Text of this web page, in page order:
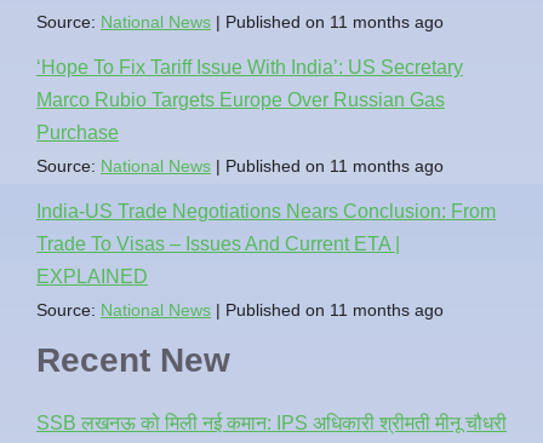
Source: National News Published on 11 months ago
‘Hope To Fix Tariff Issue With India’: US Secretary
Marco Rubio Targets Europe Over Russian Gas
Purchase
Source: National News Published on 11 months ago
India-US Trade Negotiations Nears Conclusion: From
Trade To Visas – Issues And Current ETA |
EXPLAINED
Source: National News Published on 11 months ago
Recent New
SSB लखनऊ को मिली नई कमान: IPS अधिकारी श्रीमती मीनू चौधरी